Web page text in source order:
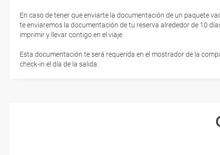
En caso de tener que enviarte la documentación de un paquete
te enviaremos la documentación de tu reserva alrededor de 10
imprimir y llevar contigo en el viaje.
Esta documentación te será requerida en el mostrador de la
check-in el día de la salida.